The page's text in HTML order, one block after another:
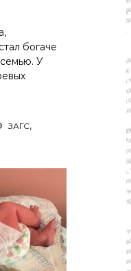
богаче
У
ЗАГС,